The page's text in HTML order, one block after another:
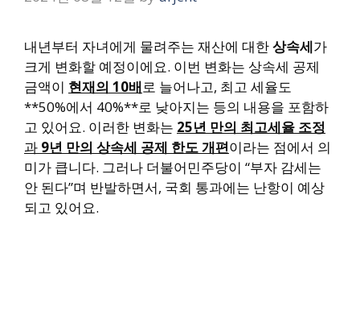
내년부터 자녀에게 물려주는 재산에 대한상속세가
크게 변화할 예정이에요. 이번 변화는 상속세 공제
금액이 현재의 10배로 늘어나고, 최고 세율도
**50%에서 40%**로 낮아지는 등의 내용을 포함하
고 있어요. 이러한 변화는 25년 만의 최고세율 조정
과 9년 만의 상속세 공제 한도 개편이라는 점에서 의
미가 큽니다. 그러나 더불어민주당이 “부자 감세는
안 된다”며 반발하면서, 국회 통과에는 난항이 예상
되고 있어요.